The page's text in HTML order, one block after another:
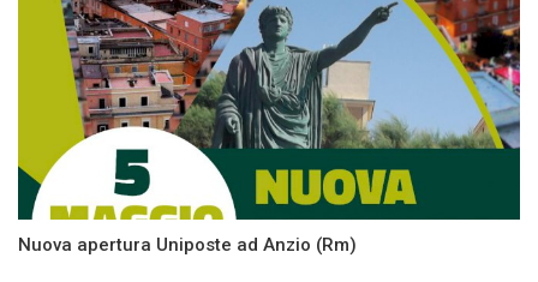
Nuova apertura Uniposte ad Anzio (Rm)